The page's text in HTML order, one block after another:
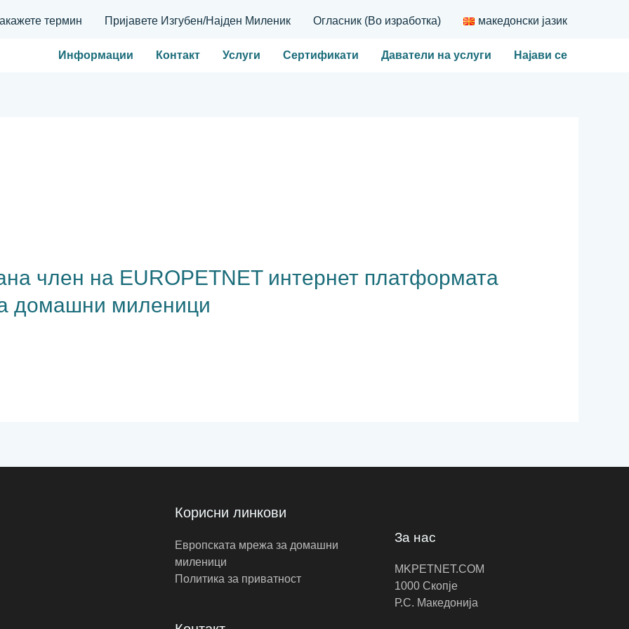
термин Пријавете Изгубен/Најден Миленик Огласник (Во изработка) македонски јазик
Информации Контакт Услуги Сертификати Даватели на услуги Најави се
член на EUROPETNET интернет платформата
домашни миленици
Корисни линкови
Европската мрежа за домашни
миленици
Политика за приватност
За нас
MKPETNET.COM
1000 Скопје
Р.С. Македонија